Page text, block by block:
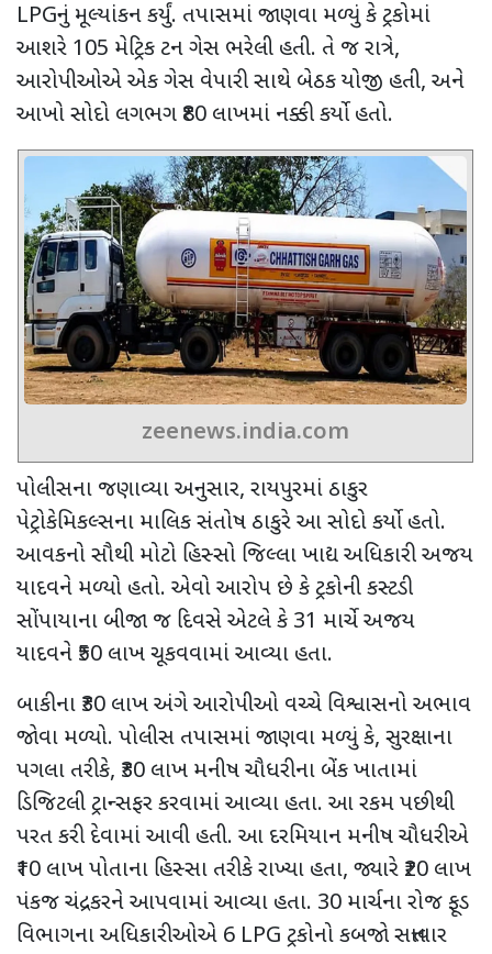
LPGનું મૂલ્યાંકન કર્યું. તપાસમાં જાણવા મળ્યું કે ટ્રકોમાં
આશરે 105 મેટ્રિક ટન ગેસ ભરેલી હતી. તે જ રાત્રે,
આરોપીઓએ એક ગેસ વેપારી સાથે બેઠક યોજી હતી, અને
આખો સોદો લગભગ ₹80 લાખમાં નક્કી કર્યો હતો.
zeenews.india.com
પોલીસના જણાવ્યા અનુસાર, રાયપુરમાં ઠાકુર
પેટ્રોકેમિકલ્સના માલિક સંતોષ ઠાકુરે આ સોદો કર્યો હતો.
આવકનો સૌથી મોટો હિસ્સો જિલ્લા ખાદ્ય અધિકારી અજય
યાદવને મળ્યો હતો. એવો આરોપ છે કે ટ્રકોની કસ્ટડી
સોંપાયાના બીજા જ દિવસે એટલે કે 31 માર્ચે અજય
યાદવને ₹50 લાખ ચૂકવવામાં આવ્યા હતા.
બાકીના ₹30 લાખ અંગે આરોપીઓ વચ્ચે વિશ્વાસનો અભાવ
જોવા મળ્યો. પોલીસ તપાસમાં જાણવા મળ્યું કે, સુરક્ષાના
પગલા તરીકે, ₹30 લાખ મનીષ ચૌધરીના બેંક ખાતામાં
ડિજિટલી ટ્રાન્સફર કરવામાં આવ્યા હતા. આ રકમ પછીથી
પરત કરી દેવામાં આવી હતી. આ દરમિયાન મનીષ ચૌધરીએ
₹10 લાખ પોતાના હિસ્સા તરીકે રાખ્યા હતા, જ્યારે ₹20 લાખ
પંકજ ચંદ્રકરને આપવામાં આવ્યા હતા. 30 માર્ચના રોજ ફૂડ
વિભાગના અધિકારીઓએ 6 LPG ટ્રકોનો કબજો સત્તાવાર